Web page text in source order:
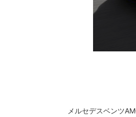
メルセデスベンツ